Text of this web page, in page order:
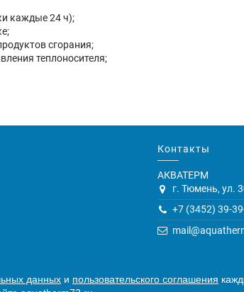
каждые 24 ч);
сгорания;
теплоносителя;
Контакты
АКВАТЕРМ
г. Тюмень, ул.
+7 (3452) 39-
данных и пользовательского соглашения